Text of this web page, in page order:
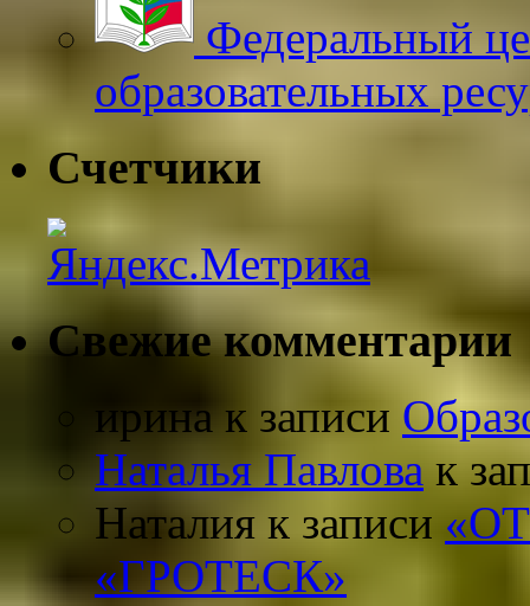
Федеральный
образовательных
Счетчики
Свежие комментарии
иринак записи
Наталья Павлова к
Наталия к записи
«ГРОТЕСК»